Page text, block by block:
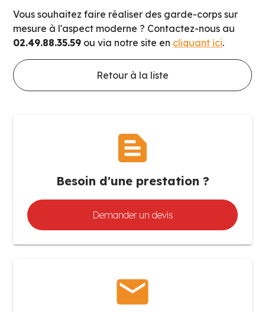
Vous souhaitez faire réaliser des garde-corps sur
mesure à l'aspect moderne ? Contactez-nous au
02.49.88.35.59 ou via notre site en cliquant ici.
Retour à la liste
text_snippet
Besoin d'une prestation ?
Demander un devis
mail